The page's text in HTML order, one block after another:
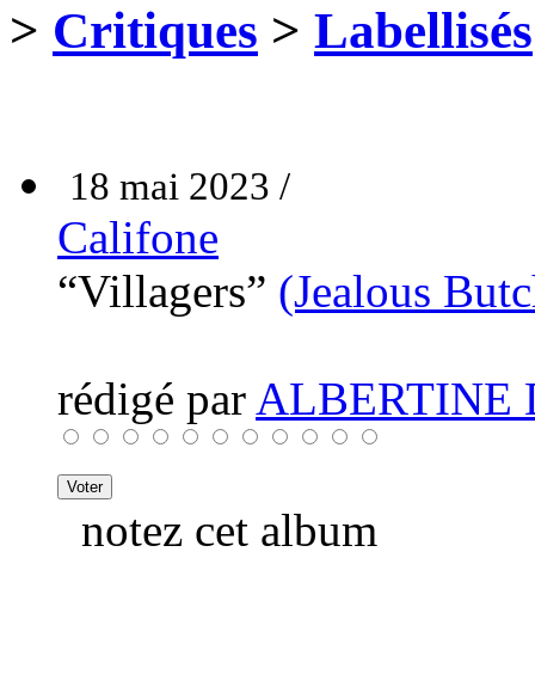
> Critiques > Labellisés
18 mai 2023 /
Califone
“Villagers” (Jealous
rédigé par ALBERTINE
notez cet album